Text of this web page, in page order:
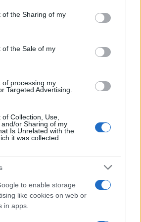
or usage behaviour. You may click to
to Google and its third-party tags to
specified purposes in below Google
of the Sharing of my
of the Sale of my
of processing my
Targeted Advertising.
Collection, Use,
or Sharing of my
Is Unrelated with the
it was collected.
to enable storage
like cookies on web or
in apps.
2022, το συγκρότημα
την ηθοποιό να
Χατζιπούρ , το οποίο έχει
«ο ύμνος» των διαμαρτυριών
River Plate στο
Η συναυλία μεταδόθηκε
3.500 κινηματογράφους
από 70 χώρες.
και η
για τα
σχέση της με τον